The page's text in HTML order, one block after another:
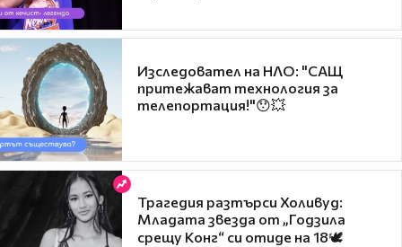
Изследовател на НЛО: "САЩ
притежават технология за
телепортация!"😯💥
Трагедия разтърси Холивуд:
Младата звезда от „Годзила
срещу Конг“ си отиде на 18🕊️